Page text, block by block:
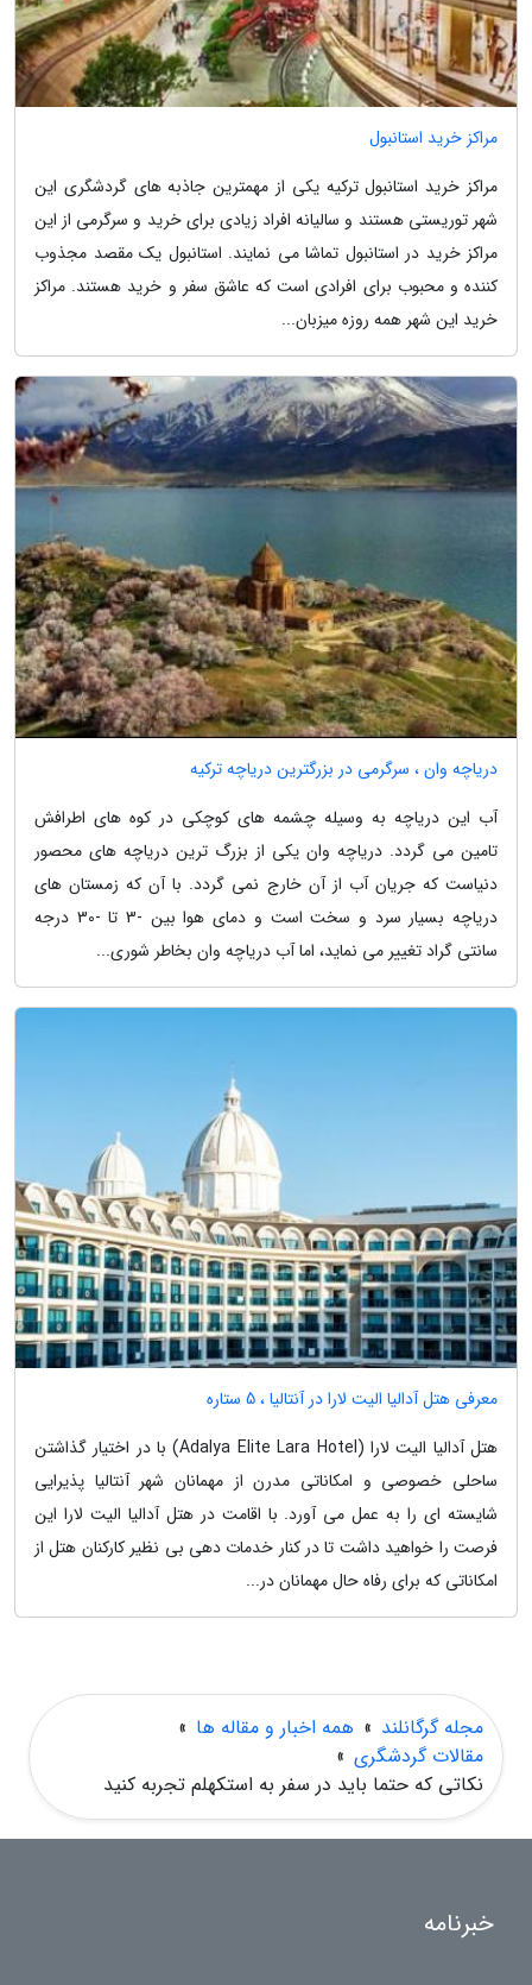
مراکز خرید استانبول
مراکز خرید استانبول ترکیه یکی از مهمترین جاذبه های گردشگری این
شهر توریستی هستند و سالیانه افراد زیادی برای خرید و سرگرمی از این
مراکز خرید در استانبول تماشا می نمایند. استانبول یک مقصد مجذوب
کننده و محبوب برای افرادی است که عاشق سفر و خرید هستند. مراکز
خرید این شهر همه روزه میزبان...
دریاچه وان ، سرگرمی در بزرگترین دریاچه ترکیه
آب این دریاچه به وسیله چشمه های کوچکی در کوه های اطرافش
تامین می گردد. دریاچه وان یکی از بزرگ ترین دریاچه های محصور
دنیاست که جریان آب از آن خارج نمی گردد. با آن که زمستان های
دریاچه بسیار سرد و سخت است و دمای هوا بین -3 تا -30 درجه
سانتی گراد تغییر می نماید، اما آب دریاچه وان بخاطر شوری...
معرفی هتل آدالیا الیت لارا در آنتالیا ، 5 ستاره
هتل آدالیا الیت لارا (Adalya Elite Lara Hotel) با در اختیار گذاشتن
ساحلی خصوصی و امکاناتی مدرن از مهمانان شهر آنتالیا پذیرایی
شایسته ای را به عمل می آورد. با اقامت در هتل آدالیا الیت لارا این
فرصت را خواهید داشت تا در کنار خدمات دهی بی نظیر کارکنان هتل از
امکاناتی که برای رفاه حال مهمانان در...
مجله گرگانلند » همه اخبار و مقاله ها »
مقالات گردشگری »
نکاتی که حتما باید در سفر به استکهلم تجربه کنید
خبرنامه